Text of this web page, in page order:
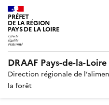
PRÉFET
DE LA RÉGION
PAYS DE LA LOIRE
DRAAF Pays-de-la-Loire
Direction régionale de
la forêt